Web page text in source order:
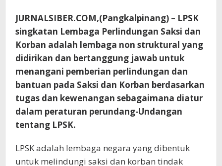
JURNALSIBER.COM,(Pangkalpinang) – LPSK
singkatan Lembaga Perlindungan Saksi dan
Korban adalah lembaga non struktural yang
didirikan dan bertanggung jawab untuk
menangani pemberian perlindungan dan
bantuan pada Saksi dan Korban berdasarkan
tugas dan kewenangan sebagaimana diatur
dalam peraturan perundang-Undangan
tentang LPSK.
LPSK adalah lembaga negara yang dibentuk
untuk melindungi saksi dan korban tindak